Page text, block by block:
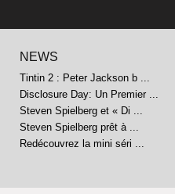
NEWS
Tintin 2 : Peter Jackson b ...
Disclosure Day: Un Premier ...
Steven Spielberg et « Di ...
Steven Spielberg prêt à ...
Redécouvrez la mini séri ...